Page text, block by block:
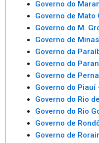
Governo do
Governo de Mato
Governo do M.
Governo de
Governo da
Governo do
Governo de
Governo do Piauí
Governo do Rio
Governo do Rio
Governo de
Governo de